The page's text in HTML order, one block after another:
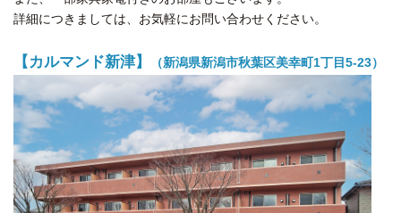
詳細につきましては、お気軽にお問い合わせください。
【カルマンド新津】 （新潟県新潟市秋葉区美幸町1丁目5-23）